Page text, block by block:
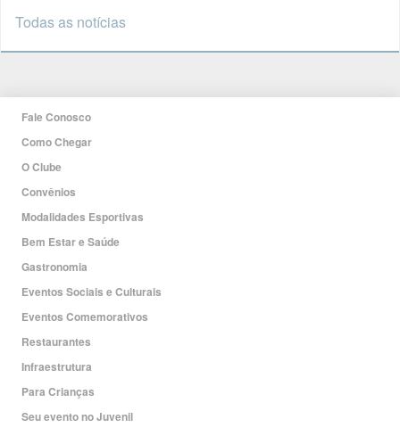
Todas as notícias
Fale Conosco
Como Chegar
O Clube
Convênios
Modalidades Esportivas
Bem Estar e Saúde
Gastronomia
Eventos Sociais e Culturais
Eventos Comemorativos
Restaurantes
Infraestrutura
Para Crianças
Seu evento no Juvenil